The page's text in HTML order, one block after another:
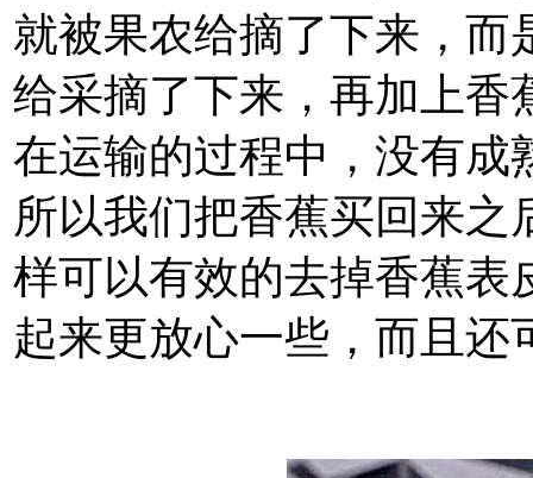
就被果农给摘了下来，而
给采摘了下来，再加上香
在运输的过程中，没有成
所以我们把香蕉买回来
样可以有效的去掉香蕉表
起来更放心一些，而且还